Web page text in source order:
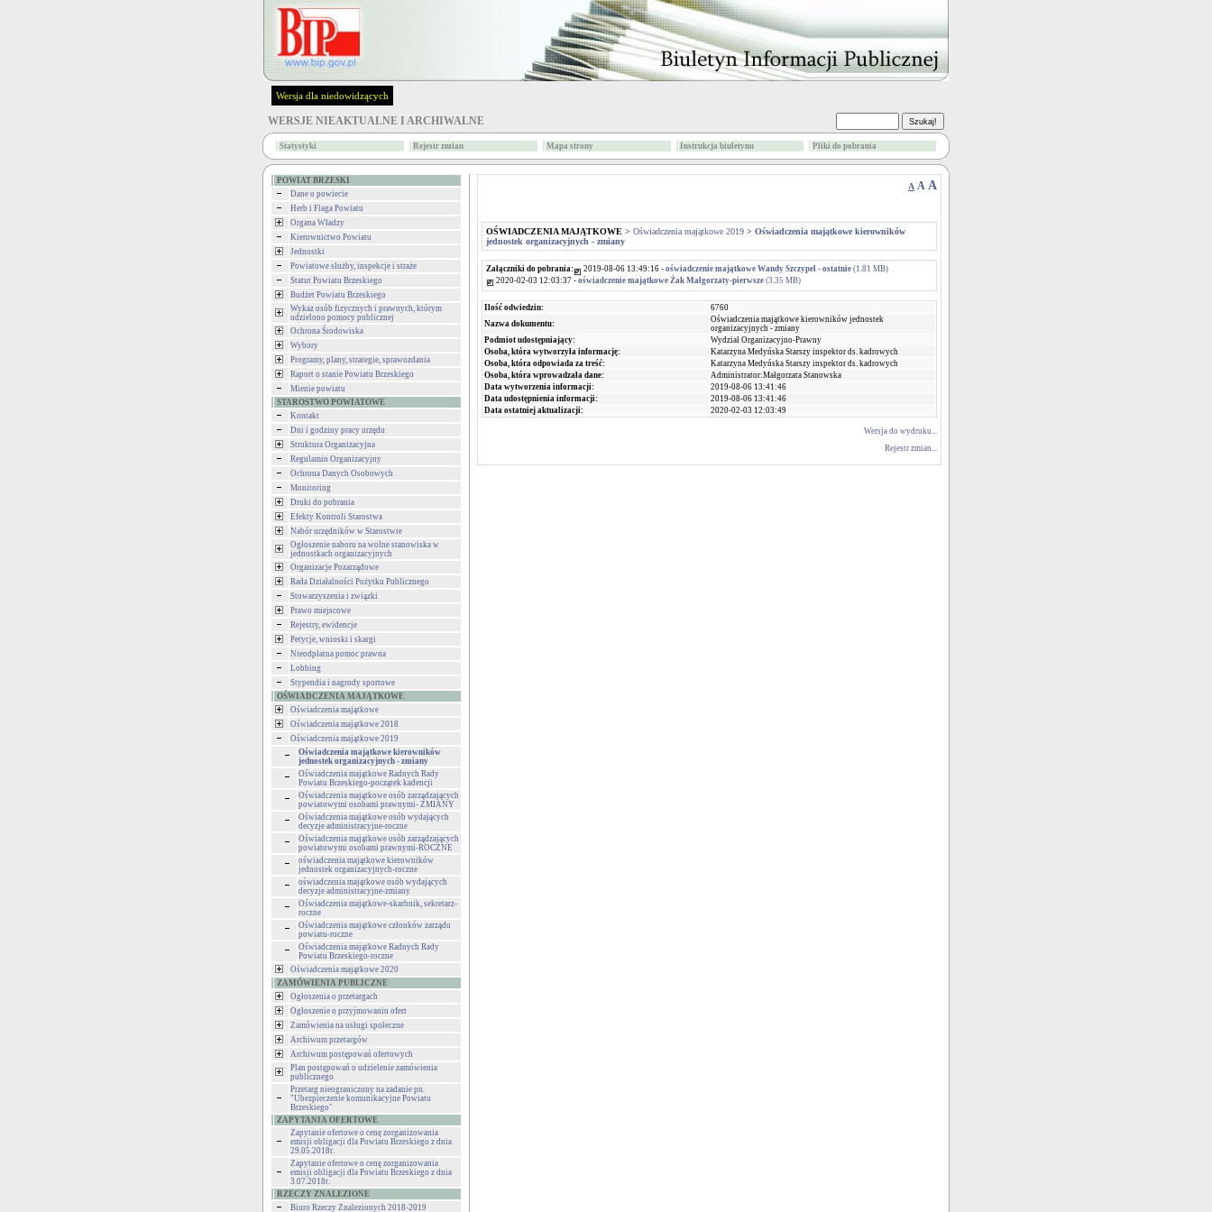
Wersja dla niedowidzących
WERSJE NIEAKTUALNE I ARCHIWALNE
Statystyki Rejestr zmian Mapa strony Instrukcja biuletynu Pliki do pobrania
POWIAT BRZESKI
Dane o powiecie
Herb i Flaga Powiatu
Organa Władzy
Kierownictwo Powiatu
Jednostki
Powiatowe służby, inspekcje i straże
Statut Powiatu Brzeskiego
Budżet Powiatu Brzeskiego
Wykaz osób fizycznych i prawnych, którym
udzielono pomocy publicznej
Ochrona Środowiska
Wybory
Programy, plany, strategie, sprawozdania
Raport o stanie Powiatu Brzeskiego
Mienie powiatu
STAROSTWO POWIATOWE
Kontakt
Dni i godziny pracy urzędu
Struktura Organizacyjna
Regulamin Organizacyjny
Ochrona Danych Osobowych
Monitoring
Druki do pobrania
Efekty Kontroli Starostwa
Nabór urzędników w Starostwie
Ogłoszenie naboru na wolne stanowiska w
jednostkach organizacyjnych
Organizacje Pozarządowe
Rada Działalności Pożytku Publicznego
Stowarzyszenia i związki
Prawo miejscowe
Rejestry, ewidencje
Petycje, wnioski i skargi
Nieodpłatna pomoc prawna
Lobbing
Stypendia i nagrody sportowe
OŚWIADCZENIA MAJĄTKOWE
Oświadczenia majątkowe
Oświadczenia majątkowe 2018
Oświadczenia majątkowe 2019
Oświadczenia majątkowe kierowników
jednostek organizacyjnych - zmiany
Oświadczenia majątkowe Radnych Rady
Powiatu Brzeskiego-początek kadencji
Oświadczenia majątkowe osób zarządzających
powiatowymi osobami prawnymi- ZMIANY
Oświadczenia majątkowe osób wydających
decyzje administracyjne-roczne
Oświadczenia majątkowe osób zarządzających
powiatowymi osobami prawnymi-ROCZNE
oświadczenia majątkowe kierowników
jednostek organizacyjnych-roczne
oświadczenia majątkowe osób wydających
decyzje administracyjne-zmiany
Oświadczenia majątkowe-skarbnik, sekretarz-
roczne
Oświadczenia majątkowe członków zarządu
powiatu-roczne
Oświadczenia majątkowe Radnych Rady
Powiatu Brzeskiego-roczne
Oświadczenia majątkowe 2020
ZAMÓWIENIA PUBLICZNE
Ogłoszenia o przetargach
Ogłoszenie o przyjmowaniu ofert
Zamówienia na usługi społeczne
Archiwum przetargów
Archiwum postępowań ofertowych
Plan postępowań o udzielenie zamówienia
publicznego
Przetarg nieograniczony na zadanie pn.
"Ubezpieczenie komunikacyjne Powiatu
Brzeskiego"
ZAPYTANIA OFERTOWE
Zapytanie ofertowe o cenę zorganizowania
emisji obligacji dla Powiatu Brzeskiego z dnia
29.05.2018r.
Zapytanie ofertowe o cenę zorganizowania
emisji obligacji dla Powiatu Brzeskiego z dnia
3.07.2018r.
RZECZY ZNALEZIONE
Biuro Rzeczy Znalezionych 2018-2019
A A A
OŚWIADCZENIA MAJĄTKOWE > Oświadczenia majątkowe 2019 > Oświadczenia majątkowe kierowników
jednostek organizacyjnych - zmiany
Załączniki do pobrania: 2019-08-06 13:49:16 - oświadczenie majątkowe Wandy Szczypel - ostatnie (1.81 MB)
2020-02-03 12:03:37 - oświadczenie majątkowe Żak Małgorzaty-pierwsze (3.35 MB)
Ilość odwiedzin:
6760
Nazwa dokumentu:
Oświadczenia majątkowe kierowników jednostek
organizacyjnych - zmiany
Podmiot udostępniający:
Wydział Organizacyjno-Prawny
Osoba, która wytworzyła informację:
Katarzyna Medyńska Starszy inspektor ds. kadrowych
Osoba, która odpowiada za treść:
Katarzyna Medyńska Starszy inspektor ds. kadrowych
Osoba, która wprowadzała dane:
Administrator:Małgorzata Stanowska
Data wytworzenia informacji:
2019-08-06 13:41:46
Data udostępnienia informacji:
2019-08-06 13:41:46
Data ostatniej aktualizacji:
2020-02-03 12:03:49
Wersja do wydruku...
Rejestr zmian...